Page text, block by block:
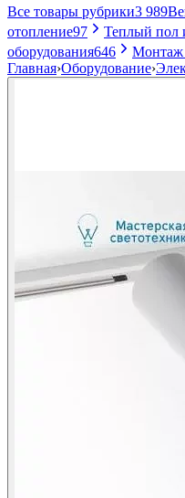
Все товары рубрики3 989
отопление97 Теплый пол
оборудования646 Монтаж
Главная›Оборудование›